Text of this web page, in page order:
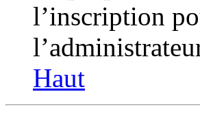
l’inscription
Haut